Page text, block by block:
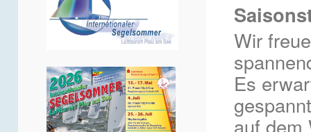
Wir
Es
auf dem